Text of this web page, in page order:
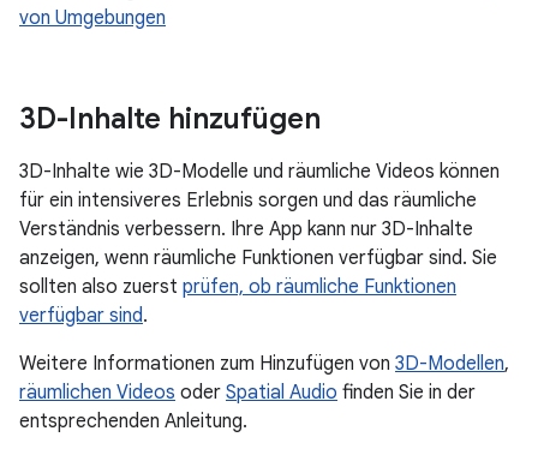
von Umgebungen
3D-Inhalte hinzufügen
3D-Inhalte wie 3D-Modelle und räumliche Videos können
für ein intensiveres Erlebnis sorgen und das räumliche
Verständnis verbessern. Ihre App kann nur 3D-Inhalte
anzeigen, wenn räumliche Funktionen verfügbar sind. Sie
sollten also zuerst prüfen, ob räumliche Funktionen
verfügbar sind.
Weitere Informationen zum Hinzufügen von 3D-Modellen,
räumlichen Videos oder Spatial Audio finden Sie in der
entsprechenden Anleitung.